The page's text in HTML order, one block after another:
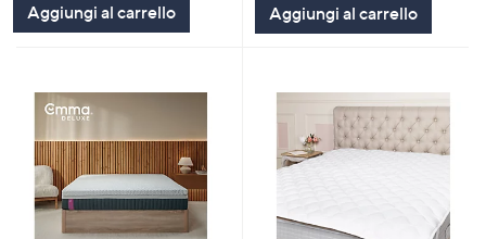
Aggiungi al carrello Aggiungi al carrello